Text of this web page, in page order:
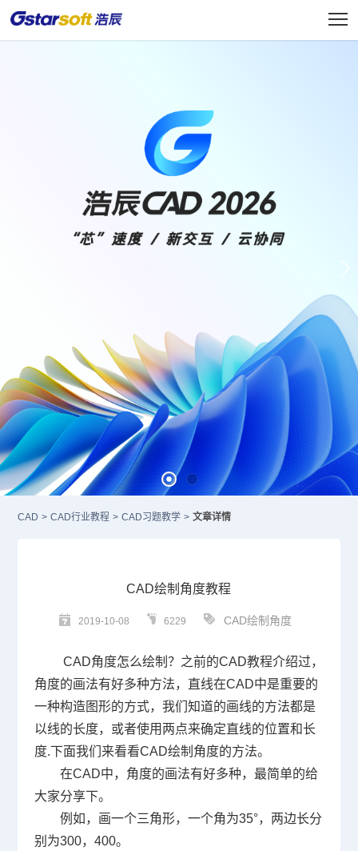
CAD > CAD行业教程 > CAD习题教学 > 文章详情
CAD绘制角度教程
2019-10-08 6229 CAD绘制角度
CAD角度怎么绘制？之前的CAD教程介绍过，
角度的画法有好多种方法，直线在CAD中是重要的
一种构造图形的方式，我们知道的画线的方法都是
以线的长度，或者使用两点来确定直线的位置和长
度. 下面我们来看看CAD绘制角度的方法。
在CAD中，角度的画法有好多种，最简单的给
大家分享下。
例如，画一个三角形，一个角为35°，两边长分
别为300， 400。